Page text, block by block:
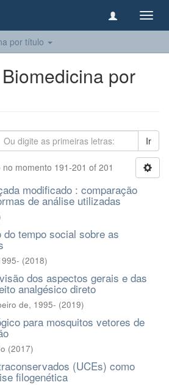
por título
por
Ir
momento 191-201 of 201
modificado : comparação
de análise utilizadas
tempo social sobre as
(2018)
dos aspectos gerais e das
analgésico direto
de, 1995- (2019)
para mosquitos vetores de
(2017)
(UCEs) como
filogenética